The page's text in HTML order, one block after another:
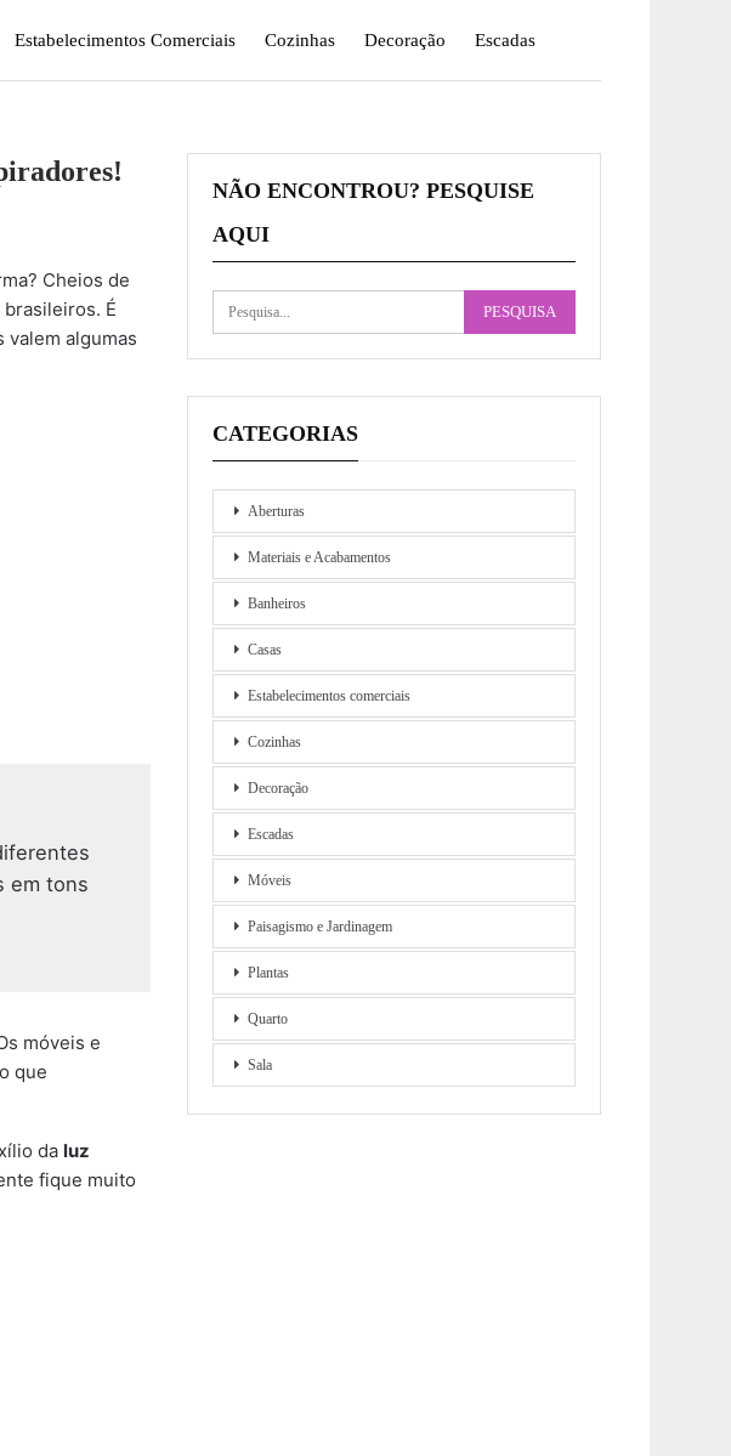
Estabelecimentos Comerciais Cozinhas Decoração Escadas
Cheios de
É
valem algumas
em tons
móveis e
que
da luz
fique muito
NÃO ENCONTROU? PESQUISE
AQUI
CATEGORIAS
Aberturas
Materiais e Acabamentos
Banheiros
Casas
Estabelecimentos comerciais
Cozinhas
Decoração
Escadas
Móveis
Paisagismo e Jardinagem
Plantas
Quarto
Sala